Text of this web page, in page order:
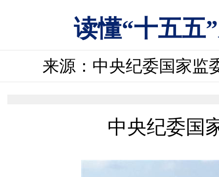
读懂“十五五
来源：中央纪委国家监
中央纪委国